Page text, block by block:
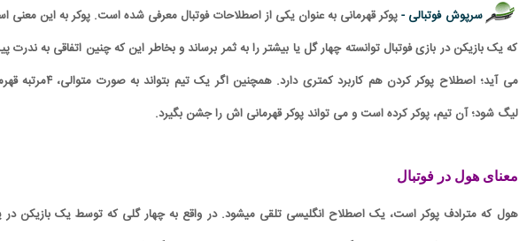
سرپوش فوتبالی -پوکر قهرمانی به عنوان یکی از اصطلاحات فوتبال معرفی شده است. پوکر به این معنی
که یک بازیکن در بازی فوتبال توانسته چهار گل یا بیشتر را به ثمر برساند و بخاطر این که چنین اتفاقی به ندرت
می آید؛ اصطلاح پوکر کردن هم کاربرد کمتری دارد. همچنین اگر یک تیم بتواند
لیگ شود؛ آن تیم، پوکر کرده است و می تواند پوکر قهرمانی اش را جشن بگیرد.
معنای هول در فوتبال
هول که مترادف پوکر است، یک اصطلاح انگلیسی تلقی میشود. در واقع به چهار گلی که توسط یک بازیکن